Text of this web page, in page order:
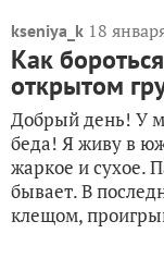
kseniya_k 18
Как
открытом
Добрый день! У
беда! Я живу в
жаркое и сухое.
бывает. В
клещом,